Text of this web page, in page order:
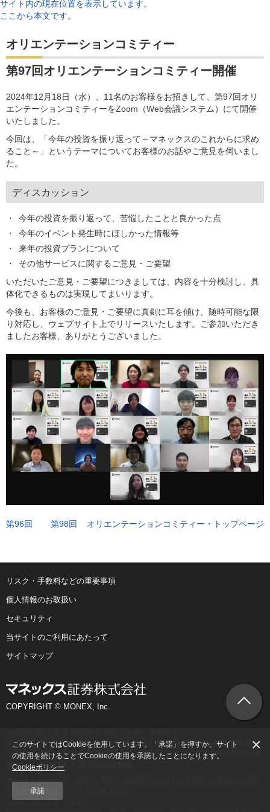
サイト内の現在位置を表示しています。
ここから本文です。
オリエンテーションコミティー
第97回オリエンテーションコミティー開催
2024年12月18日（水）、11名のお客様をお招きして、第97回オリ
エンテーションコミティーをZoom（Web会議システム）にて開催
いたしました。
今回は、「今年の投資を振り返って～マネックスのこれからに求め
ること～」というテーマについてお客様のお話やご意見を伺いまし
た。
ディスカッション
今年の投資を振り返って、苦悩したことと良かった点
今年のイベント発生時にほしかった情報等
来年の投資プランについて
その他サービスに関するご意見・ご要望
いただいたご意見・ご要望につきましては、内容を十分検討し、具
体化できるものは実現してまいります。
今後も、お客様のご意見・ご要望に真剣に耳を傾け、随時可能な限
り対応し、ウェブサイト上でリリースいたします。ご参加いただき
ましたお客様、ありがとうございました。
第96回 第98回 オリエンテーションコミティー・トップページ
リスク・手数料などの重要事項
個人情報のお取扱い
セキュリティ
当サイトのご利用にあたって
サイトマップ
COPYRIGHT © MONEX, Inc.
加入協会：日本証券業協会、一般社団法人 第二種金融商品取引業協会、
一般社団法人 金融先物取引業協会、一般社団法人 日本暗号資産等取引業
協会、一般社団法人 資産運用業協会
当サイトは、以下の銀行が同行の金融商品仲介をご利用のお客様へ勧誘
する際に使用されることがあります。
＜株式会社イオン銀行＞
このサイトではCookieを使用しています。「承諾」を押すか、サイト
の使用を続けることでCookieの使用を承諾したことになります。
Cookieポリシー
承諾
×